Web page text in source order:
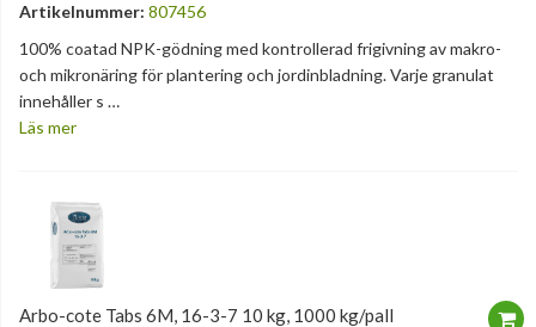
Artikelnummer: 807456
100% coatad NPK-gödning med kontrollerad frigivning av makro-
och mikronäring för plantering och jordinbladning. Varje granulat
innehåller s …
Läs mer
Arbo-cote Tabs 6M, 16-3-7 10 kg, 1000 kg/pall